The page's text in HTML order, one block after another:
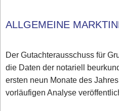
ALLGEMEINE
Der Gutachterausschuss für
die Daten der notariell
ersten neun Monate des
vorläufigen Analyse